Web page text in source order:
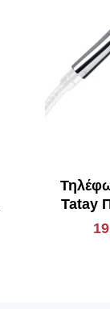
Tatay